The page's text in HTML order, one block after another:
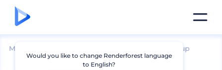
Mockups Plakat und Banner Mockup
Would you like to change Renderforest language
to English?